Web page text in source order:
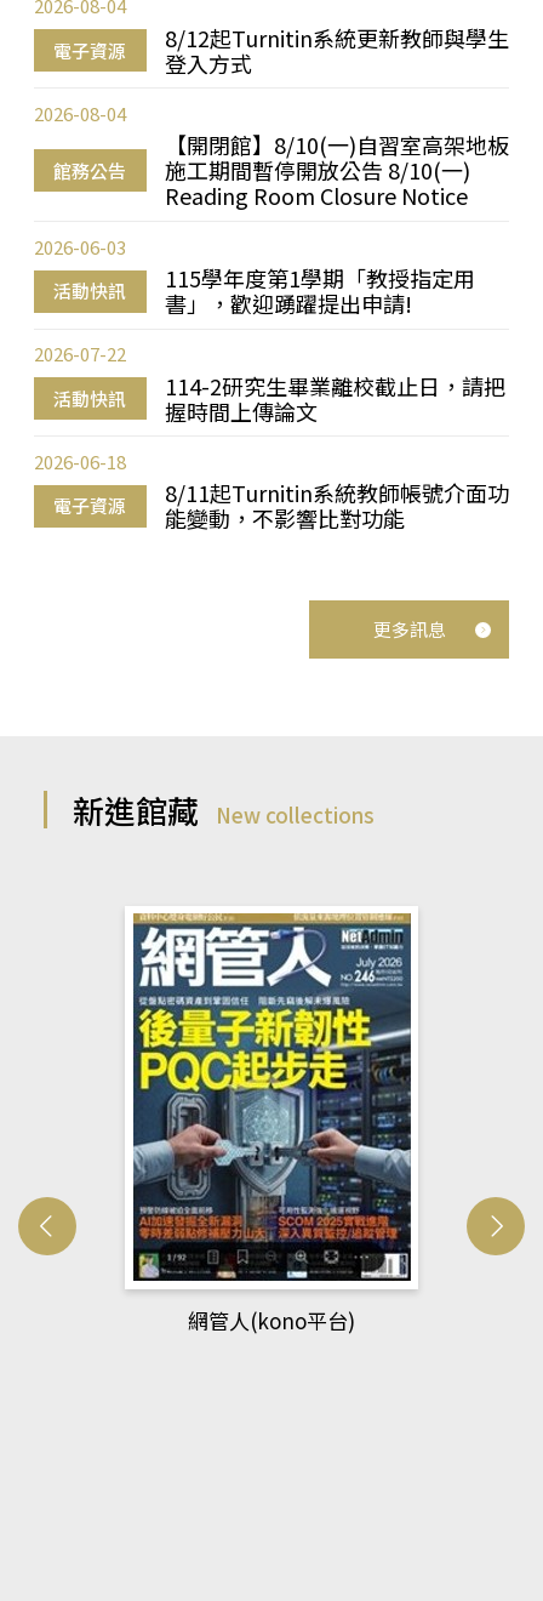
電子資源
8/12起Turnitin系統更新教師與學生
登入方式
2026-08-04
館務公告
【開閉館】8/10(一)自習室高架地板
施工期間暫停開放公告 8/10(一)
Reading Room Closure Notice
2026-08-04
活動快訊
115學年度第1學期「教授指定用
書」，歡迎踴躍提出申請!
2026-06-03
活動快訊
114-2研究生畢業離校截止日，請把
握時間上傳論文
2026-07-22
電子資源
8/11起Turnitin系統教師帳號介面功
能變動，不影響比對功能
2026-06-18
更多訊息
新進館藏 New collections
網管人(kono平台)